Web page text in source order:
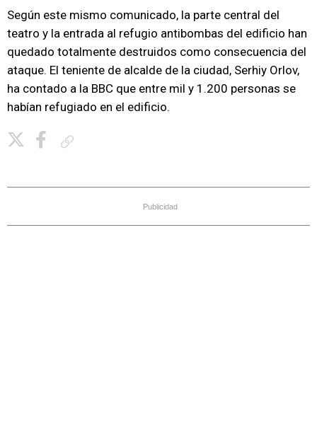
Según este mismo comunicado, la parte central del
teatro y la entrada al refugio antibombas del edificio han
quedado totalmente destruidos como consecuencia del
ataque. El teniente de alcalde de la ciudad, Serhiy Orlov,
ha contado a la BBC que entre mil y 1.200 personas se
habían refugiado en el edificio.
Publicidad